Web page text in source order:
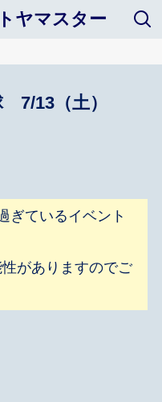
ヤマスター
7/13（土）
ぎているイベント
がありますのでご